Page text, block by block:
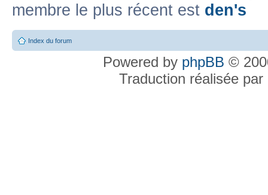
membre le plus récent est den's
Index du forum
Powered by phpBB ©
Traduction réalisée par